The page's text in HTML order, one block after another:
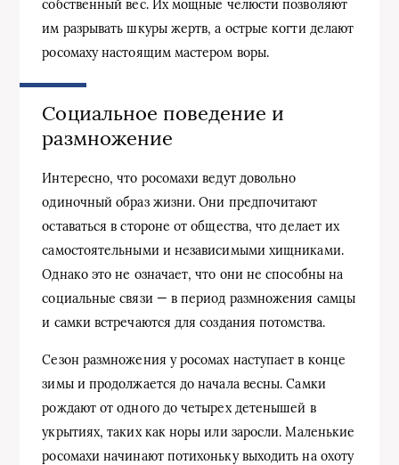
собственный вес. Их мощные челюсти позволяют
им разрывать шкуры жертв, а острые когти делают
росомаху настоящим мастером воры.
Социальное поведение и
размножение
Интересно, что росомахи ведут довольно
одиночный образ жизни. Они предпочитают
оставаться в стороне от общества, что делает их
самостоятельными и независимыми хищниками.
Однако это не означает, что они не способны на
социальные связи — в период размножения самцы
и самки встречаются для создания потомства.
Сезон размножения у росомах наступает в конце
зимы и продолжается до начала весны. Самки
рождают от одного до четырех детенышей в
укрытиях, таких как норы или заросли. Маленькие
росомахи начинают потихоньку выходить на охоту